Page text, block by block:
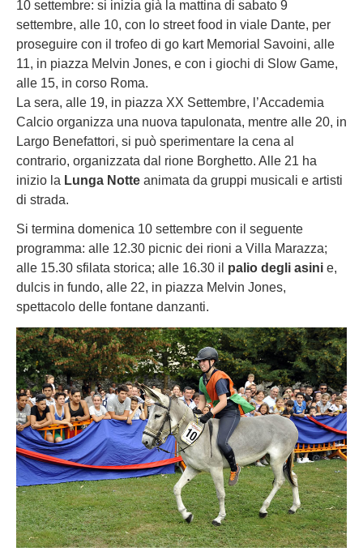
10 settembre: si inizia già la mattina di sabato 9
settembre, alle 10, con lo street food in viale Dante, per
proseguire con il trofeo di go kart Memorial Savoini, alle
11, in piazza Melvin Jones, e con i giochi di Slow Game,
alle 15, in corso Roma.
La sera, alle 19, in piazza XX Settembre, l’Accademia
Calcio organizza una nuova tapulonata, mentre alle 20, in
Largo Benefattori, si può sperimentare la cena al
contrario, organizzata dal rione Borghetto. Alle 21 ha
inizio la Lunga Notte animata da gruppi musicali e artisti
di strada.
Si termina domenica 10 settembre con il seguente
programma: alle 12.30 picnic dei rioni a Villa Marazza;
alle 15.30 sfilata storica; alle 16.30 il palio degli asini e,
dulcis in fundo, alle 22, in piazza Melvin Jones,
spettacolo delle fontane danzanti.